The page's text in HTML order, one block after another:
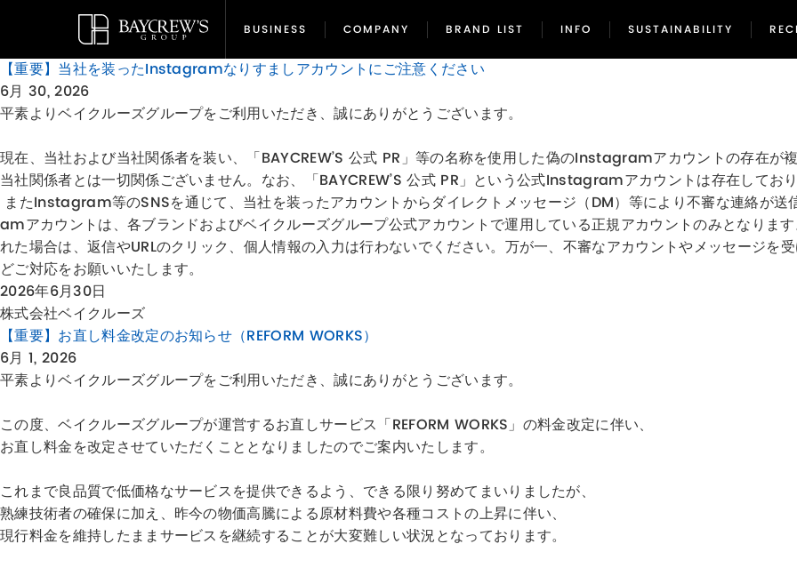
BUSINESS COMPANY BRAND LIST INFO SUSTAINABILITY
BUSINESS COMPANY BRAND LIST INFO SUSTAINABILITY
【重要】当社を装ったInstagramなりすましアカウントにご注意ください
6月 30, 2026
平素よりベイクルーズグループをご利用いただき、誠にありがとうございます。
現在、当社および当社関係者を装い、「BAYCREW’S 公式 PR」等の名称を使用した偽のInstagramアカウントの存在が
当社関係者とは一切関係ございません。なお、「BAYCREW’S 公式 PR」という公式Instagramアカウントは存在しており
またInstagram等のSNSを通じて、当社を装ったアカウントからダイレクトメッセージ（DM）等により不審な連絡が
amアカウントは、各ブランドおよびベイクルーズグループ公式アカウントで運用している正規アカウントのみとなりま
れた場合は、返信やURLのクリック、個人情報の入力は行わないでください。万が一、不審なアカウントやメッセージを
どご対応をお願いいたします。
2026年6月30日
株式会社ベイクルーズ
【重要】お直し料金改定のお知らせ（REFORM WORKS）
6月 1, 2026
平素よりベイクルーズグループをご利用いただき、誠にありがとうございます。
この度、ベイクルーズグループが運営するお直しサービス「REFORM WORKS」の料金改定に伴い、
お直し料金を改定させていただくこととなりましたのでご案内いたします。
これまで良品質で低価格なサービスを提供できるよう、できる限り努めてまいりましたが、
熟練技術者の確保に加え、昨今の物価高騰による原材料費や各種コストの上昇に伴い、
現行料金を維持したままサービスを継続することが大変難しい状況となっております。